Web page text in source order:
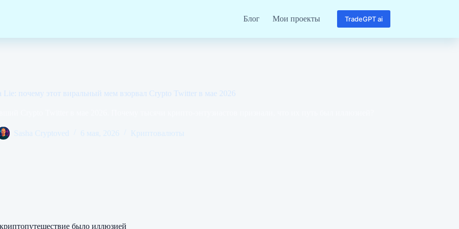
Блог Мои проекты TradeGPT ai
Lie: почему этот виральный мем взорвал Crypto Twitter в мае 2026
Sasha Cryptoved 6 мая, 2026 Криптовалюты
было иллюзией